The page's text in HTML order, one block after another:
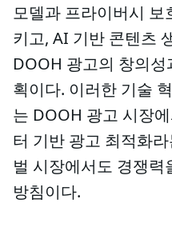
모델과 프라이버시 보
키고, AI 기반 콘텐츠
DOOH 광고의 창의
획이다. 이러한 기술
는 DOOH 광고 시장
터 기반 광고 최적화
벌 시장에서도 경쟁
방침이다.